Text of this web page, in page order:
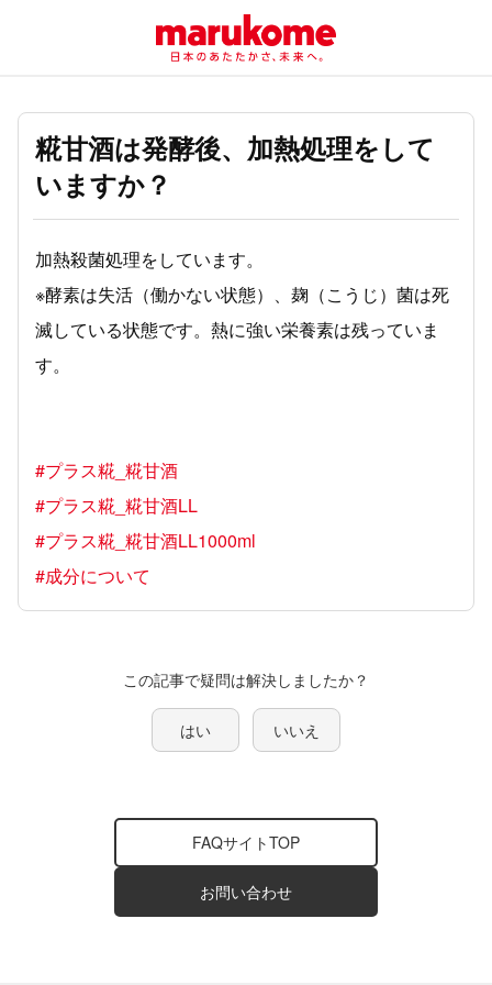
糀甘酒は発酵後、加熱処理をして
いますか？
加熱殺菌処理をしています。
※酵素は失活（働かない状態）、麹（こうじ）菌は死
滅している状態です。熱に強い栄養素は残っていま
す。
#プラス糀_糀甘酒
#プラス糀_糀甘酒LL
#プラス糀_糀甘酒LL1000ml
#成分について
この記事で疑問は解決しましたか？
はい いいえ
FAQサイトTOP
お問い合わせ